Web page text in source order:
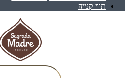
תווי קנייה